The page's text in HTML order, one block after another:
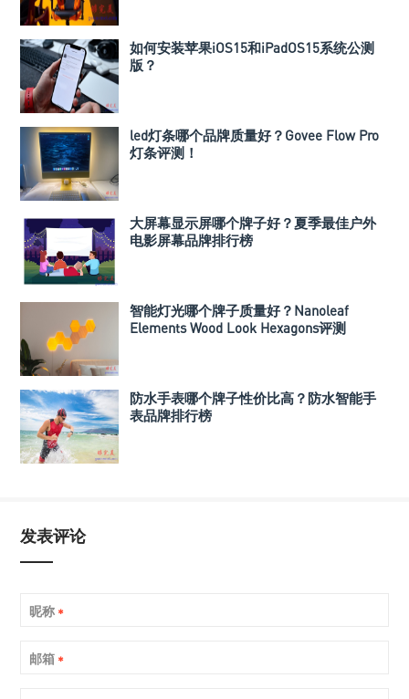
如何安装苹果iOS15和iPadOS15系统公测
版？
led灯条哪个品牌质量好？Govee Flow Pro
灯条评测！
大屏幕显示屏哪个牌子好？夏季最佳户外
电影屏幕品牌排行榜
智能灯光哪个牌子质量好？Nanoleaf
Elements Wood Look Hexagons评测
防水手表哪个牌子性价比高？防水智能手
表品牌排行榜
发表评论
昵称 *
邮箱 *